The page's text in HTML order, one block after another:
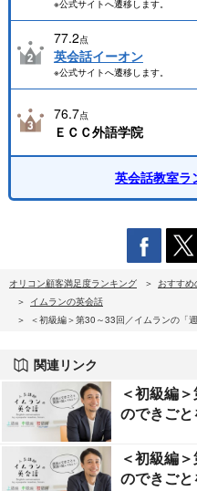
※公式サイトへ遷移します。
77.2点
英会話イーオン
※公式サイトへ遷移します。
76.7点
ＥＣＣ外語学院
英会話教室ラ
オリコン顧客満足度ランキング おすすめ
イムランの英会話
＜初級編＞第30～33回／イムランの「
関連リンク
＜初級編
のできごと
＜初級編
のできごと